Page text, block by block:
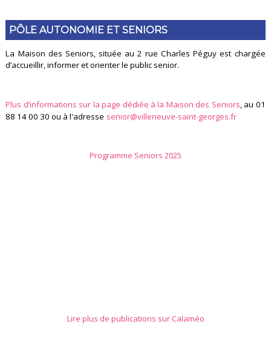
PÔLE AUTONOMIE ET SENIORS
La Maison des Seniors, située au 2 rue Charles Péguy est chargée
d’accueillir, informer et orienter le public senior.
Plus d’informations sur la page dédiée à la Maison des Seniors, au 01
88 14 00 30 ou à l'adresse senior@villeneuve-saint-georges.fr
Programme Seniors 2025
Lire plus de publications sur Calaméo